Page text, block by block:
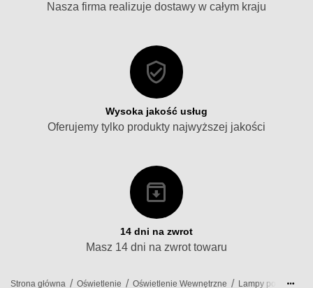
Nasza firma realizuje dostawy w całym kraju
Wysoka jakość usług
Oferujemy tylko produkty najwyższej jakości
14 dni na zwrot
Masz 14 dni na zwrot towaru
Strona główna / Oświetlenie / Oświetlenie Wewnętrzne / Lampy podłogowe